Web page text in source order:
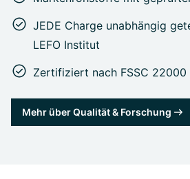
JEDE Charge unabhängig
LEFO Institut
Zertifiziert nach FSSC 22000
Mehr über Qualität & Forschung